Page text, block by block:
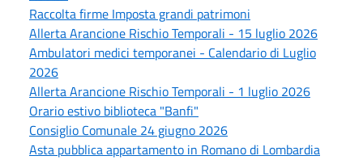
Raccolta firme Imposta grandi patrimoni
Allerta Arancione Rischio Temporali - 15 luglio 2026
Ambulatori medici temporanei - Calendario di Luglio
2026
Allerta Arancione Rischio Temporali - 1 luglio 2026
Orario estivo biblioteca "Banfi"
Consiglio Comunale 24 giugno 2026
Asta pubblica appartamento in Romano di Lombardia